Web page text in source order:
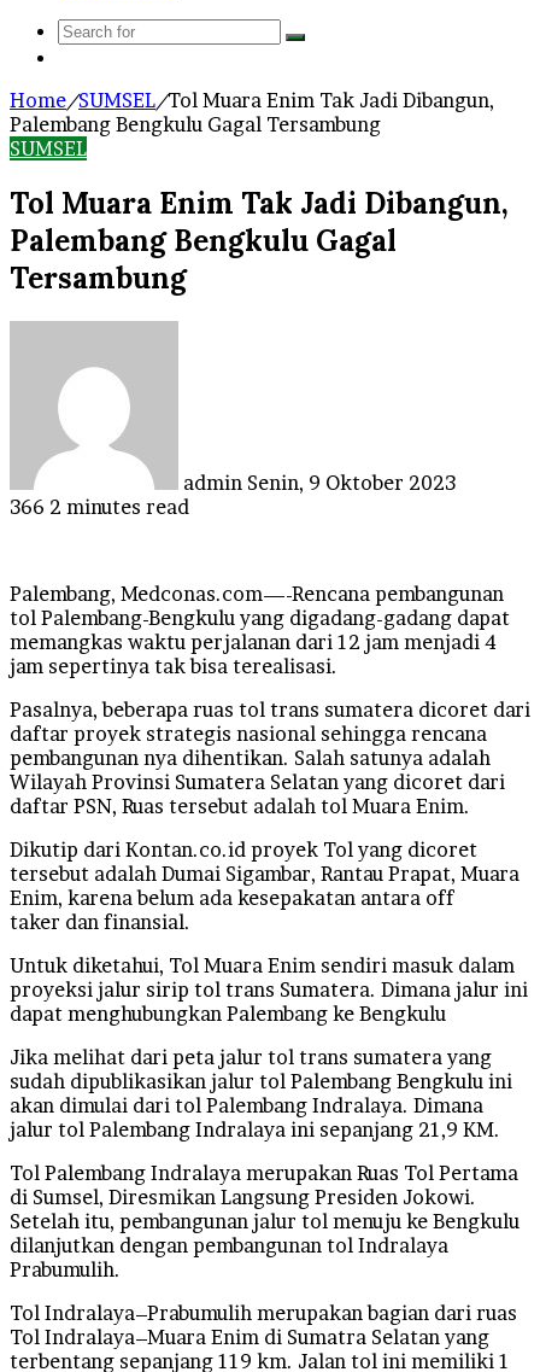
Search
Home/SUMSEL/Tol Muara Enim Tak Jadi Dibangun,
Palembang Bengkulu Gagal Tersambung
SUMSEL
Tol Muara Enim Tak Jadi Dibangun,
Palembang Bengkulu Gagal
Tersambung
admin Senin, 9 Oktober 2023
366 2 minutes read
Palembang, Medconas.com—-Rencana pembangunan
tol Palembang-Bengkulu yang digadang-gadang dapat
memangkas waktu perjalanan dari 12 jam menjadi 4
jam sepertinya tak bisa terealisasi.
Pasalnya, beberapa ruas tol trans sumatera dicoret dari
daftar proyek strategis nasional sehingga rencana
pembangunan nya dihentikan. Salah satunya adalah
Wilayah Provinsi Sumatera Selatan yang dicoret dari
daftar PSN, Ruas tersebut adalah tol Muara Enim.
Dikutip dari Kontan.co.id proyek Tol yang dicoret
tersebut adalah Dumai Sigambar, Rantau Prapat, Muara
Enim, karena belum ada kesepakatan antara off
taker dan finansial.
Untuk diketahui, Tol Muara Enim sendiri masuk dalam
proyeksi jalur sirip tol trans Sumatera. Dimana jalur ini
dapat menghubungkan Palembang ke Bengkulu
Jika melihat dari peta jalur tol trans sumatera yang
sudah dipublikasikan jalur tol Palembang Bengkulu ini
akan dimulai dari tol Palembang Indralaya. Dimana
jalur tol Palembang Indralaya ini sepanjang 21,9 KM.
Tol Palembang Indralaya merupakan Ruas Tol Pertama
di Sumsel, Diresmikan Langsung Presiden Jokowi.
Setelah itu, pembangunan jalur tol menuju ke Bengkulu
dilanjutkan dengan pembangunan tol Indralaya
Prabumulih.
Tol Indralaya–Prabumulih merupakan bagian dari ruas
Tol Indralaya–Muara Enim di Sumatra Selatan yang
terbentang sepanjang 119 km. Jalan tol ini memiliki 1